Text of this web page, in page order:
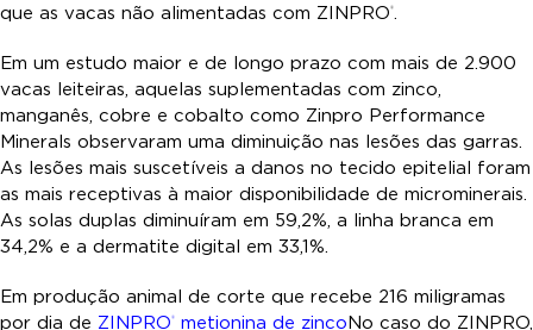
que as vacas não alimentadas com ZINPRO®.
Em um estudo maior e de longo prazo com mais de 2.900
vacas leiteiras, aquelas suplementadas com zinco,
manganês, cobre e cobalto como Zinpro Performance
Minerals observaram uma diminuição nas lesões das garras.
As lesões mais suscetíveis a danos no tecido epitelial foram
as mais receptivas à maior disponibilidade de microminerais.
As solas duplas diminuíram em 59,2%, a linha branca em
34,2% e a dermatite digital em 33,1%.
Em produção animal de corte que recebe 216 miligramas
por dia de ZINPRO® metionina de zincoNo caso do ZINPRO,